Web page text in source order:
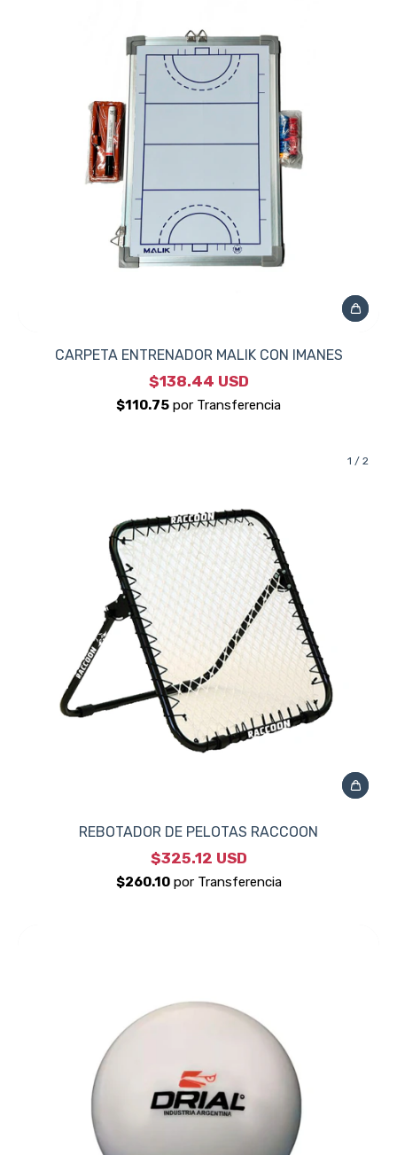
CARPETA ENTRENADOR MALIK CON IMANES
$138.44 USD
1 / 2
REBOTADOR DE PELOTAS RACCOON
$325.12 USD